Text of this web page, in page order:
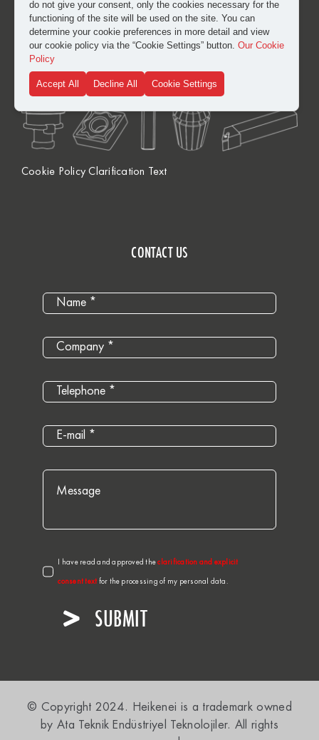
Cookie Policy Clarification Text
CONTACT US
I have read and approved theclarification and explicit
consent text for the processing of my personal data.
SUBMIT
© Copyright 2024. Heikenei is a trademark owned
by Ata Teknik Endüstriyel Teknolojiler. All rights
do not give your consent, only the cookies necessary for the
functioning of the site will be used on the site. You can
determine your cookie preferences in more detail and view
our cookie policy via the “Cookie Settings” button. Our Cookie
Policy
Accept All Decline All Cookie Settings